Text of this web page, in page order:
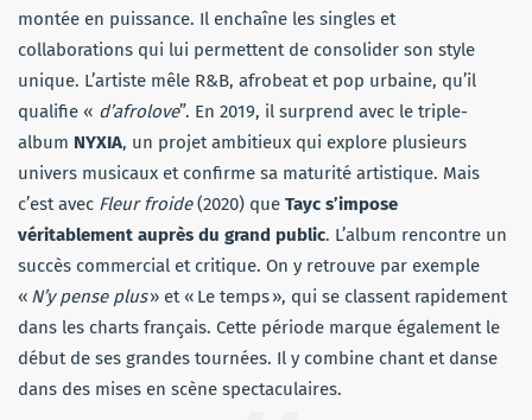
montée en puissance. Il enchaîne les singles et
collaborations qui lui permettent de consolider son style
unique. L’artiste mêle R&B, afrobeat et pop urbaine, qu’il
qualifie « d’afrolove”. En 2019, il surprend avec le triple-
album NYXIA, un projet ambitieux qui explore plusieurs
univers musicaux et confirme sa maturité artistique. Mais
c’est avec Fleur froide(2020) que Tayc s’impose
véritablement auprès du grand public. L’album rencontre un
succès commercial et critique. On y retrouve par exemple
« N’y pense plus» et « Le temps », qui se classent rapidement
dans les charts français. Cette période marque également le
début de ses grandes tournées. Il y combine chant et danse
dans des mises en scène spectaculaires.